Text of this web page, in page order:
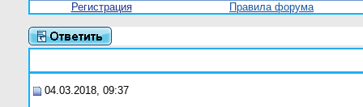
Регистрация
Правила форума
04.03.2018, 09:37